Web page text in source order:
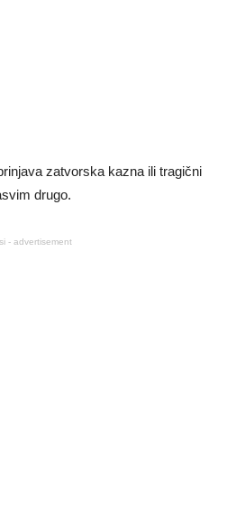
zatvorska kazna ili tragični
drugo.
- advertisement